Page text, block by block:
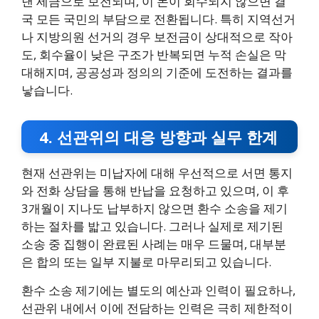
국 모든 국민의 부담으로 전환됩니다. 특히 지역선거
나 지방의원 선거의 경우 보전금이 상대적으로 작아
도, 회수율이 낮은 구조가 반복되면 누적 손실은 막
대해지며, 공공성과 정의의 기준에 도전하는 결과를
낳습니다.
4. 선관위의 대응 방향과 실무 한계
현재 선관위는 미납자에 대해 우선적으로 서면 통지
와 전화 상담을 통해 반납을 요청하고 있으며, 이 후
3개월이 지나도 납부하지 않으면 환수 소송을 제기
하는 절차를 밟고 있습니다. 그러나 실제로 제기된
소송 중 집행이 완료된 사례는 매우 드물며, 대부분
은 합의 또는 일부 지불로 마무리되고 있습니다.
환수 소송 제기에는 별도의 예산과 인력이 필요하나,
선관위 내에서 이에 전담하는 인력은 극히 제한적이